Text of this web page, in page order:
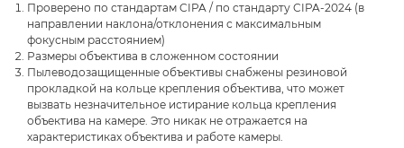
Проверено по стандартам CIPA / по стандарту CIPA-2024 (в
направлении наклона/отклонения с максимальным
фокусным расстоянием)
Размеры объектива в сложенном состоянии
Пылеводозащищенные объективы снабжены резиновой
прокладкой на кольце крепления объектива, что может
вызвать незначительное истирание кольца крепления
объектива на камере. Это никак не отражается на
характеристиках объектива и работе камеры.